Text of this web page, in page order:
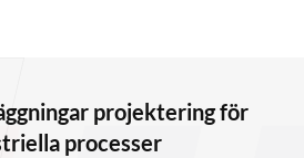
projektering för
processer